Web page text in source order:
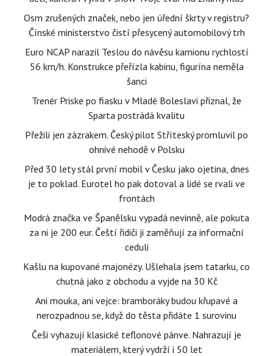
Osm zrušených značek, nebo jen úřední škrty v registru?
Čínské ministerstvo čistí přesycený automobilový trh
Euro NCAP narazil Teslou do návěsu kamionu rychlostí
56 km/h. Konstrukce přeřízla kabinu, figurína neměla
šanci
Trenér Priske po fiasku v Mladé Boleslavi přiznal, že
Sparta postrádá kvalitu
Přežili jen zázrakem. Český pilot Stříteský promluvil po
ohnivé nehodě v Polsku
Před 30 lety stál první mobil v Česku jako ojetina, dnes
je to poklad. Eurotel ho pak dotoval a lidé se rvali ve
frontách
Modrá značka ve Španělsku vypadá nevinně, ale pokuta
za ni je 200 eur. Čeští řidiči ji zaměňují za informační
ceduli
Kašlu na kupované majonézy. Ušlehala jsem tatarku, co
chutná jako z obchodu a vyjde na 30 Kč
Ani mouka, ani vejce: bramboráky budou křupavé a
nerozpadnou se, když do těsta přidáte 1 surovinu
Češi vyhazují klasické teflonové pánve. Nahrazují je
materiálem, který vydrží i 50 let